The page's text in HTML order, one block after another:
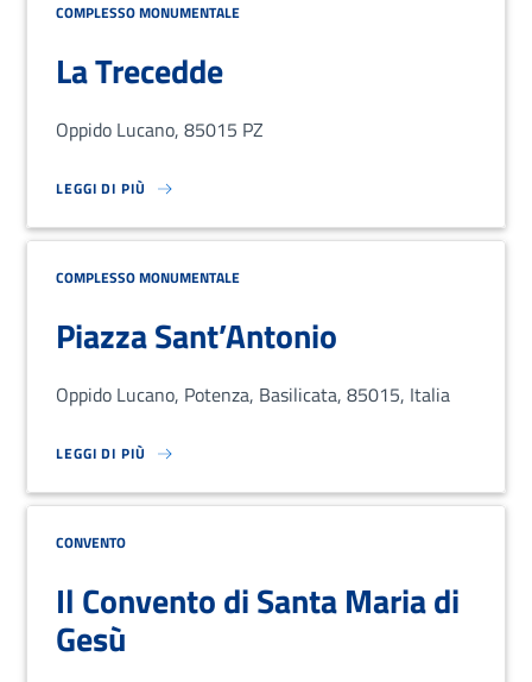
COMPLESSO MONUMENTALE
La Trecedde
Oppido Lucano, 85015 PZ
LEGGI DI PIÙ
SU LOREM IPSUM DOLOR SIT AMET, CONSECTETUR ADIPISCING
COMPLESSO MONUMENTALE
Piazza Sant’Antonio
Oppido Lucano, Potenza, Basilicata, 85015, Italia
LEGGI DI PIÙ
SU LOREM IPSUM DOLOR SIT AMET, CONSECTETUR ADIPISCING
CONVENTO
Il Convento di Santa Maria di
Gesù